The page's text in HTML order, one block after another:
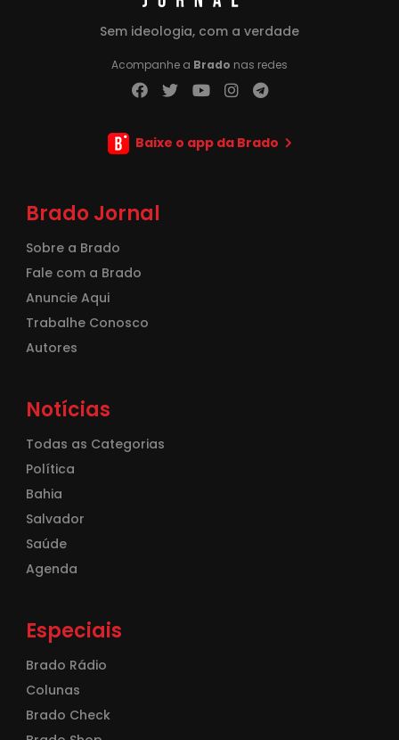
Sem ideologia, com a verdade
Acompanhe a Brado nas redes
Baixe o app da Brado
Brado Jornal
Sobre a Brado
Fale com a Brado
Anuncie Aqui
Trabalhe Conosco
Autores
Notícias
Todas as Categorias
Política
Bahia
Salvador
Saúde
Agenda
Especiais
Brado Rádio
Colunas
Brado Check